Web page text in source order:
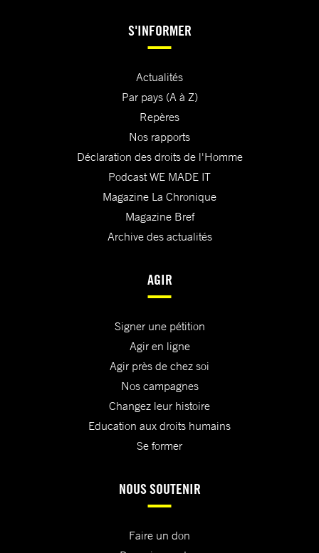
S'INFORMER
Actualités
Par pays (A à Z)
Repères
Nos rapports
Déclaration des droits de l'Homme
Podcast WE MADE IT
Magazine La Chronique
Magazine Bref
Archive des actualités
AGIR
Signer une pétition
Agir en ligne
Agir près de chez soi
Nos campagnes
Changez leur histoire
Education aux droits humains
Se former
NOUS SOUTENIR
Faire un don